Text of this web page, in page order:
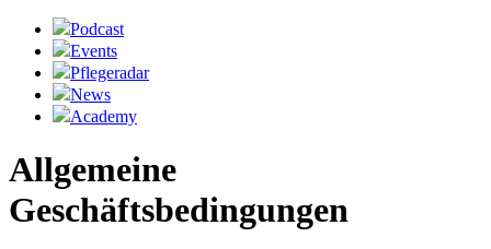
Podcast
Events
Pflegeradar
News
Academy
Allgemeine
Geschäftsbedingungen